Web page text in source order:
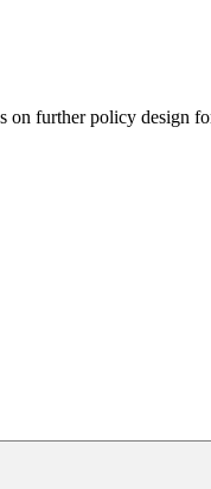
on further policy design